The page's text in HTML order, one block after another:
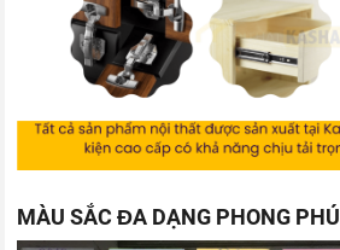
MÀU SẮC ĐA DẠNG PHONG PHÚ